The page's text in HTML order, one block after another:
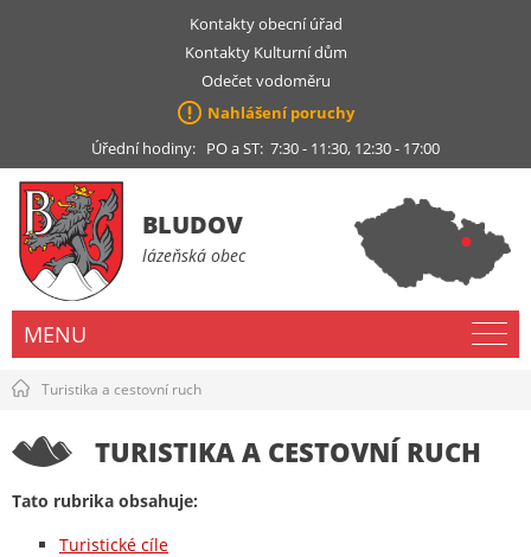
Kontakty obecní úřad
Kontakty Kulturní dům
Odečet vodoměru
Nahlášení poruchy
Úřední hodiny: PO a ST: 7:30 - 11:30, 12:30 - 17:00
BLUDOV
lázeňská obec
MENU
Turistika a cestovní ruch
TURISTIKA A CESTOVNÍ RUCH
Tato rubrika obsahuje:
Turistické cíle